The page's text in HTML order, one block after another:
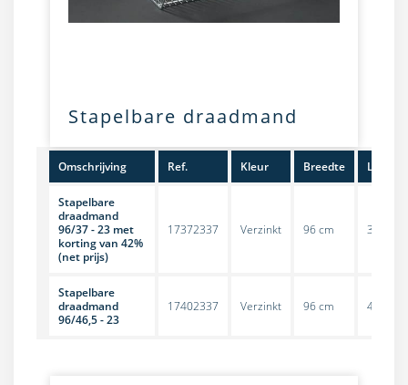
Stapelbare draadmand
Omschrijving Ref. Kleur Breedte Lengte
Stapelbare
draadmand
96/37 - 23 met
korting van 42%
(net prijs)
17372337 Verzinkt 96 cm 37 cm
Stapelbare
draadmand
96/46,5 - 23
17402337 Verzinkt 96 cm 46,5 cm